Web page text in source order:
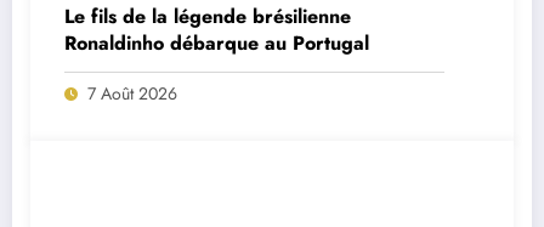
Le fils de la légende brésilienne
Ronaldinho débarque au Portugal
7 Août 2026